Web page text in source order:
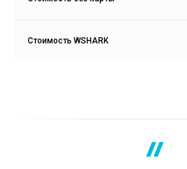
Стоимость WSHARK